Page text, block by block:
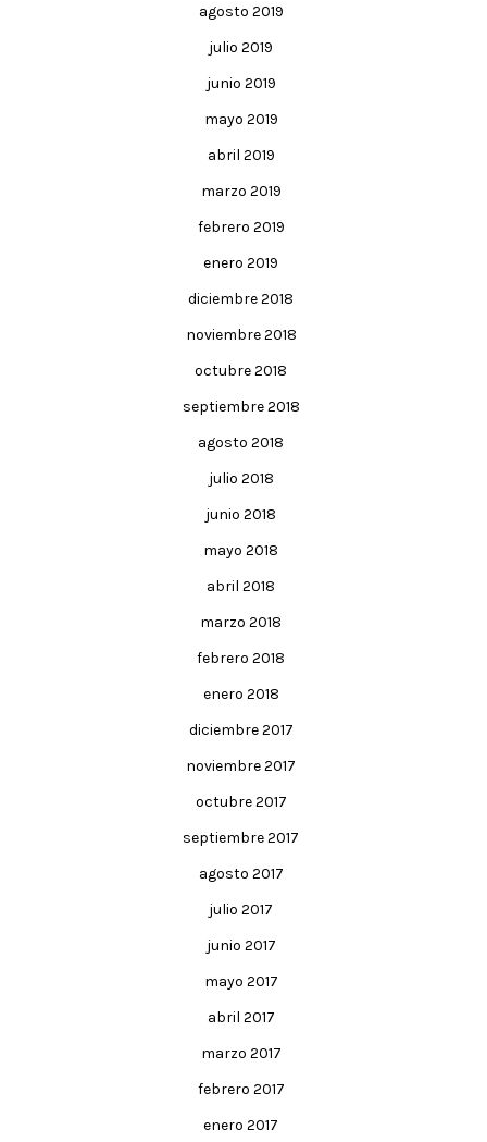
agosto 2019
julio 2019
junio 2019
mayo 2019
abril 2019
marzo 2019
febrero 2019
enero 2019
diciembre 2018
noviembre 2018
octubre 2018
septiembre 2018
agosto 2018
julio 2018
junio 2018
mayo 2018
abril 2018
marzo 2018
febrero 2018
enero 2018
diciembre 2017
noviembre 2017
octubre 2017
septiembre 2017
agosto 2017
julio 2017
junio 2017
mayo 2017
abril 2017
marzo 2017
febrero 2017
enero 2017